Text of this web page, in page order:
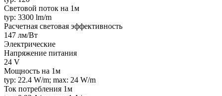
Световой поток на 1м
typ: 3300 lm/m
Расчетная световая эффективность
147 лм/Вт
Электрические
Напряжение питания
24 V
Мощность на 1м
typ: 22.4 W/m; max: 24 W/m
Ток потребления 1м